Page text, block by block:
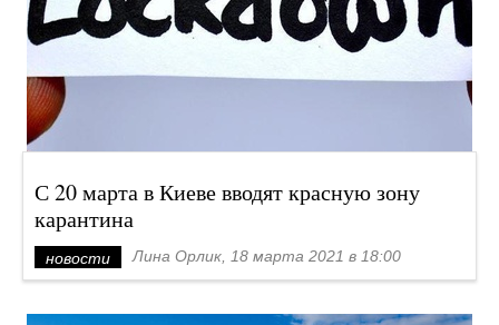
С 20 марта в Киеве вводят красную зону
карантина
новости Лина Орлик, 18 марта 2021 в 18:00